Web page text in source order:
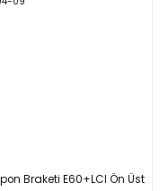
Braketi E60+LCI Ön Üst